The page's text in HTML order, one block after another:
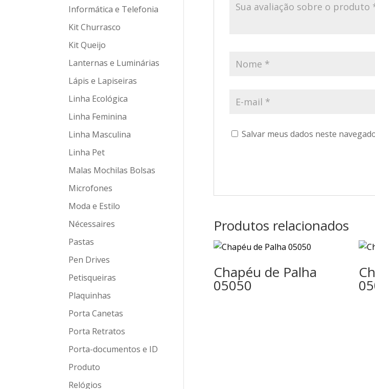
Salvar meus dados neste
Produtos relacionados
Chapéu de Palha
05050
Informática e Telefonia
Kit Churrasco
Kit Queijo
Lanternas e Luminárias
Lápis e Lapiseiras
Linha Ecológica
Linha Feminina
Linha Masculina
Linha Pet
Malas Mochilas Bolsas
Microfones
Moda e Estilo
Nécessaires
Pastas
Pen Drives
Petisqueiras
Plaquinhas
Porta Canetas
Porta Retratos
Porta-documentos e ID
Produto
Relógios